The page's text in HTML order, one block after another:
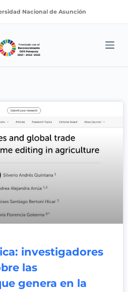
Nacional de Asunción
investigadores
las
genera en la